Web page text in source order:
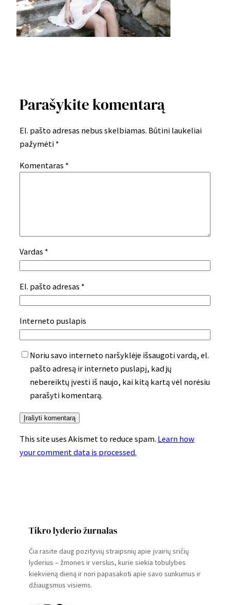
Parašykite komentarą
El. pašto adresas nebus skelbiamas. Būtini laukeliai
pažymėti *
Komentaras *
Vardas *
El. pašto adresas *
Interneto puslapis
Noriu savo interneto naršyklėje išsaugoti vardą, el.
pašto adresą ir interneto puslapį, kad jų
nebereiktų įvesti iš naujo, kai kitą kartą vėl norėsiu
parašyti komentarą.
This site uses Akismet to reduce spam. Learn how
your comment data is processed.
Tikro lyderio žurnalas
Čia rasite daug pozityvių straipsnių apie įvairių sričių
lyderius – žmones ir verslus, kurie siekia tobulybės
kiekvieną dieną ir nori papasakoti apie savo sunkumus ir
džiaugsmus visiems.